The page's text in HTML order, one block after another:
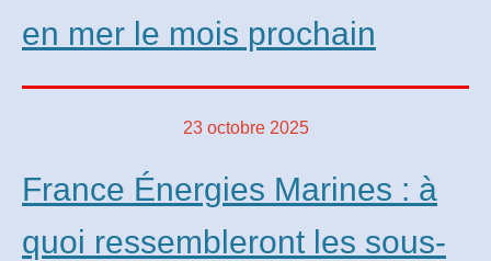
en mer le mois prochain
23 octobre 2025
France Énergies Marines : à
quoi ressembleront les sous-